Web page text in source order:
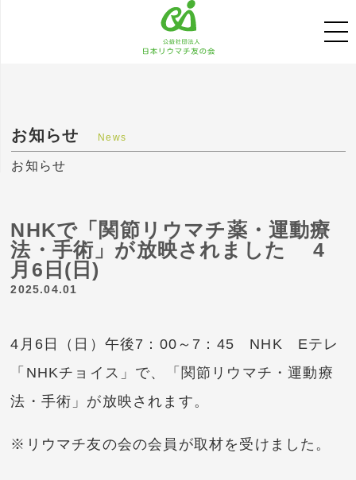
お知らせ News
お知らせ
NHKで「関節リウマチ薬・運動療
法・手術」が放映されました 4
月6日(日)
2025.04.01
4月6日（日）午後7：00～7：45 NHK Eテレ
「NHKチョイス」で、「関節リウマチ・運動療
法・手術」が放映されます。
※リウマチ友の会の会員が取材を受けました。